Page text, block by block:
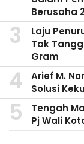
Berusaha
Laju
Tak
Gram
Arief M.
Solusi
Tengah
Pj Wali